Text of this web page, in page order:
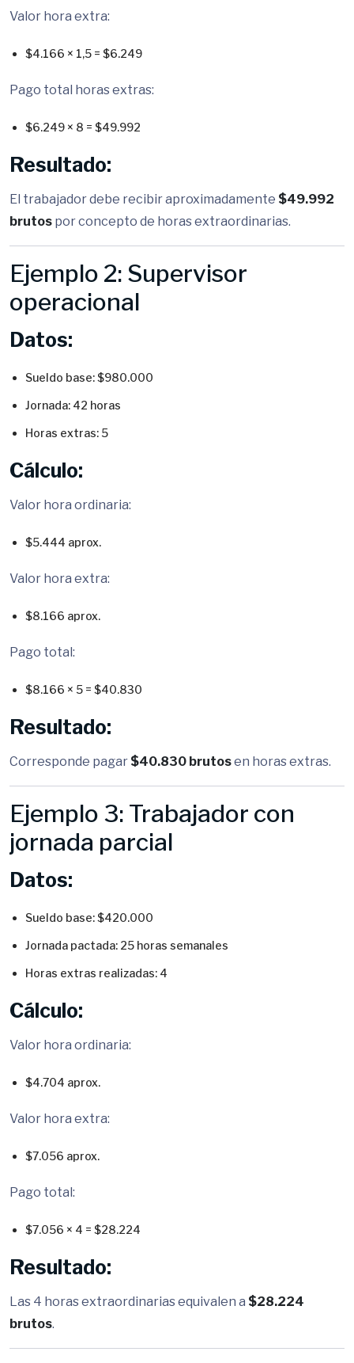
Valor hora extra:
$4.166 × 1,5 = $6.249
Pago total horas extras:
$6.249 × 8 = $49.992
Resultado:
El trabajador debe recibir aproximadamente $49.992
brutos por concepto de horas extraordinarias.
Ejemplo 2: Supervisor
operacional
Datos:
Sueldo base: $980.000
Jornada: 42 horas
Horas extras: 5
Cálculo:
Valor hora ordinaria:
$5.444 aprox.
Valor hora extra:
$8.166 aprox.
Pago total:
$8.166 × 5 = $40.830
Resultado:
Corresponde pagar $40.830 brutosen horas extras.
Ejemplo 3: Trabajador con
jornada parcial
Datos:
Sueldo base: $420.000
Jornada pactada: 25 horas semanales
Horas extras realizadas: 4
Cálculo:
Valor hora ordinaria:
$4.704 aprox.
Valor hora extra:
$7.056 aprox.
Pago total:
$7.056 × 4 = $28.224
Resultado:
Las 4 horas extraordinarias equivalen a $28.224
brutos.